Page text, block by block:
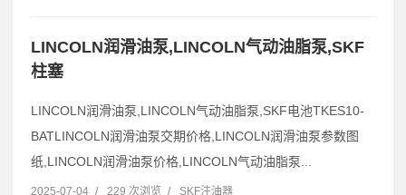
LINCOLN润滑油泵,LINCOLN气动油脂泵,SKF
柱塞
LINCOLN润滑油泵,LINCOLN气动油脂泵,SKF电池TKES10-
BATLINCOLN润滑油泵交期价格,LINCOLN润滑油泵参数图
纸,LINCOLN润滑油泵价格,LINCOLN气动油脂泵...
2025-07-04 / 229 次浏览 / SKF注油器